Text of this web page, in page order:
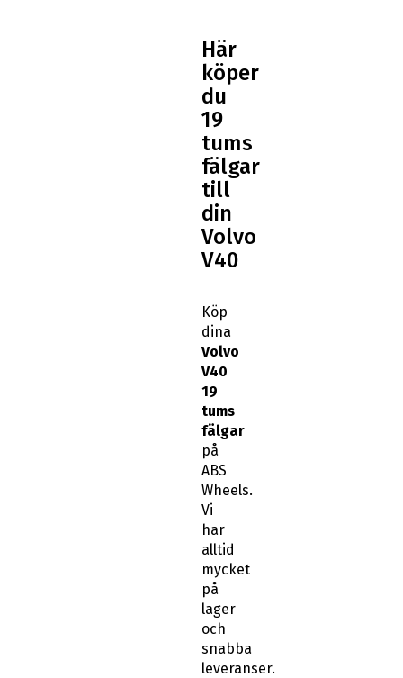
Här
köper
du
19
tums
fälgar
till
din
Volvo
V40
Köp
dina
Volvo
V40
19
tums
fälgar
på
ABS
Wheels.
Vi
har
alltid
mycket
på
lager
och
snabba
leveranser.